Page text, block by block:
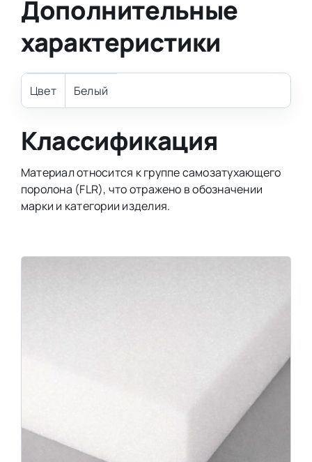
Дополнительные
характеристики
Цвет Белый
Классификация
Материал относится к группе самозатухающего
поролона (FLR), что отражено в обозначении
марки и категории изделия.